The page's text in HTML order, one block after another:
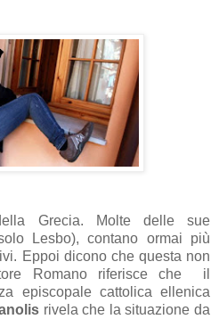
Grecia. Molte delle sue
Lesbo), contano ormai più
Eppoi dicono che questa non
Romano riferisce che il
episcopale cattolica ellenica
rivela che la situazione da